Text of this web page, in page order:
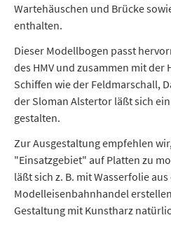
Wartehäuschen und Brücke
enthalten.
Dieser Modellbogen passt
des HMV und zusammen mit
Schiffen wie der Feldmarschall,
der Sloman Alstertor läßt sich
gestalten.
Zur Ausgestaltung empfehlen
"Einsatzgebiet" auf Platten zu
läßt sich z. B. mit Wasserfolie aus
Modelleisenbahnhandel
Gestaltung mit Kunstharz